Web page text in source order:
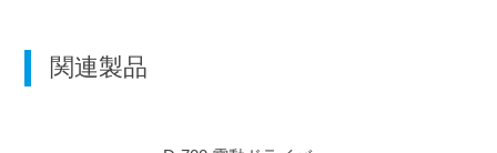
関連製品